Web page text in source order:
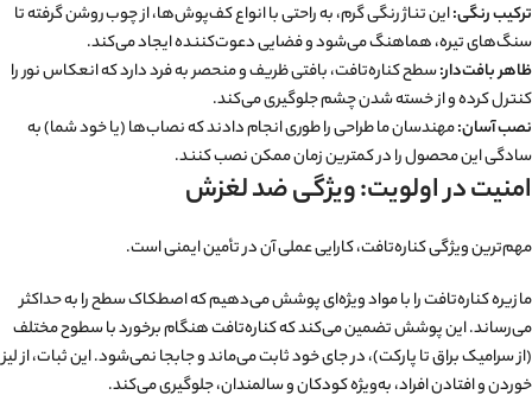
ترکیب رنگی:این تناژ رنگی گرم، به راحتی با انواع کف‌پوش‌ها، از چوب روشن گرفته تا
سنگ‌های تیره، هماهنگ می‌شود و فضایی دعوت‌کننده ایجاد می‌کند.
ظاهر بافت‌دار:سطح کناره‌تافت، بافتی ظریف و منحصر به فرد دارد که انعکاس نور را
کنترل کرده و از خسته شدن چشم جلوگیری می‌کند.
نصب آسان:مهندسان ما طراحی را طوری انجام دادند که نصاب‌ها (یا خود شما) به
سادگی این محصول را در کمترین زمان ممکن نصب کنند.
امنیت در اولویت: ویژگی ضد لغزش
مهم‌ترین ویژگی کناره‌تافت، کارایی عملی آن در تأمین ایمنی است.
ما زیره کناره‌تافت را با مواد ویژه‌ای پوشش می‌دهیم که اصطکاک سطح را به حداکثر
می‌رساند. این پوشش تضمین می‌کند که کناره‌تافت هنگام برخورد با سطوح مختلف
(از سرامیک براق تا پارکت)، در جای خود ثابت می‌ماند و جابجا نمی‌شود. این ثبات، از لیز
خوردن و افتادن افراد، به‌ویژه کودکان و سالمندان، جلوگیری می‌کند.